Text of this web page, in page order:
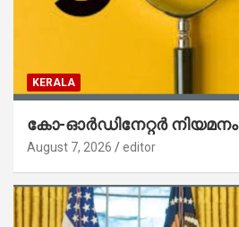
KERALA
കോ-ഓർഡിനേറ്റർ നിയമനം
August 7, 2026 editor